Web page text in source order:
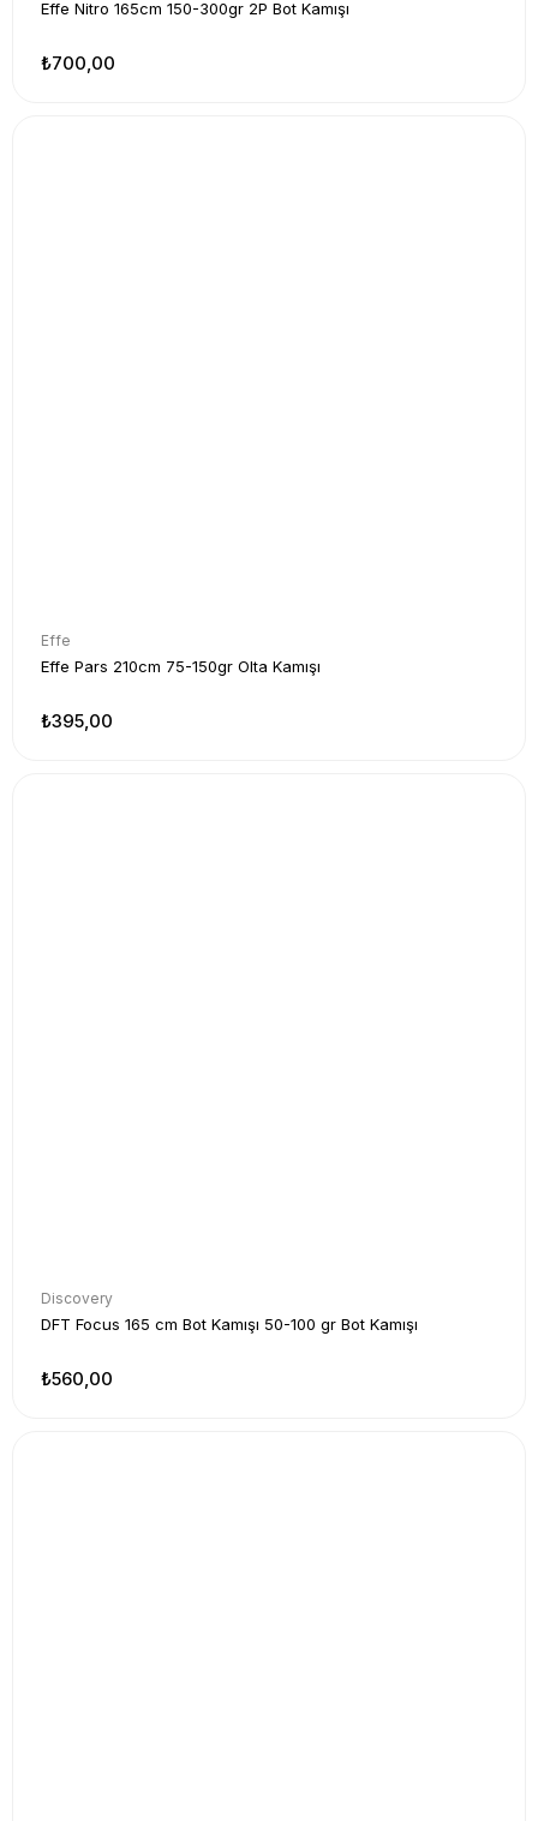
Effe Nitro 165cm 150-300gr 2P Bot Kamışı
₺700,00
Effe
Effe Pars 210cm 75-150gr Olta Kamışı
₺395,00
Discovery
DFT Focus 165 cm Bot Kamışı 50-100 gr Bot Kamışı
₺560,00